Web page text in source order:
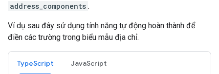
address_components .
Ví dụ sau đây sử dụng tính năng tự động hoàn thành để
điền các trường trong biểu mẫu địa chỉ.
TypeScript JavaScript